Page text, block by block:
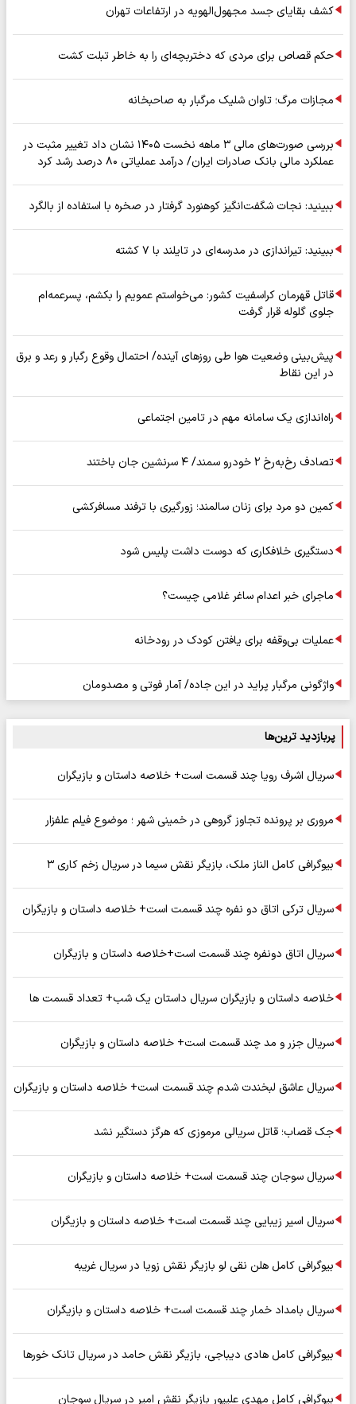
کشف بقایای جسد مجهول‌الهویه در ارتفاعات تهران
حکم قصاص برای مردی که دختربچه‌ای را به خاطر تبلت کشت
مجازات مرگ؛ تاوان شلیک مرگبار به صاحبخانه
بررسی صورت‌های مالی ۳ ماهه نخست ۱۴۰۵ نشان داد تغییر مثبت در
عملکرد مالی بانک صادرات ایران/ درآمد عملیاتی ۸۰ درصد رشد کرد
ببینید: نجات شگفت‌انگیز کوهنورد گرفتار در صخره با استفاده از بالگرد
ببینید: تیراندازی در مدرسه‌ای در تایلند با ۷ کشته
قاتل قهرمان کراسفیت کشور: می‌خواستم عمویم را بکشم، پسرعمه‌ام
جلوی گلوله قرار گرفت
پیش‌بینی وضعیت هوا طی روزهای آینده/ احتمال وقوع رگبار و رعد و برق
در این نقاط
راه‌اندازی یک سامانه مهم در تامین اجتماعی
تصادف رخ‌به‌رخ ۲ خودرو سمند/ ۴ سرنشین جان باختند
کمین دو مرد برای زنان سالمند؛ زورگیری با ترفند مسافرکشی
دستگیری خلافکاری که دوست داشت پلیس شود
ماجرای خبر اعدام ساغر غلامی چیست؟
عملیات بی‌وقفه برای یافتن کودک در رودخانه
واژگونی مرگبار پراید در این جاده/ آمار فوتی و مصدومان
پربازدید ترین‌ها
سریال اشرف رویا چند قسمت است+ خلاصه داستان و بازیگران
مروری بر پرونده تجاوز گروهی در خمینی شهر ؛ موضوع فیلم علفزار
بیوگرافی کامل الناز ملک، بازیگر نقش سیما در سریال زخم کاری ۳
سریال ترکی اتاق دو نفره چند قسمت است+ خلاصه داستان و بازیگران
سریال اتاق دونفره چند قسمت است+خلاصه داستان و بازیگران
خلاصه داستان و بازیگران سریال داستان یک شب+ تعداد قسمت ها
سریال جزر و مد چند قسمت است+ خلاصه داستان و بازیگران
سریال عاشق لبخندت شدم چند قسمت است+ خلاصه داستان و بازیگران
جک قصاب؛ قاتل سریالی مرموزی که هرگز دستگیر نشد
سریال سوجان چند قسمت است+ خلاصه داستان و بازیگران
سریال اسیر زیبایی چند قسمت است+ خلاصه داستان و بازیگران
بیوگرافی کامل هلن نقی لو بازیگر نقش زویا در سریال غریبه
سریال بامداد خمار چند قسمت است+ خلاصه داستان و بازیگران
بیوگرافی کامل هادی دیباجی، بازیگر نقش حامد در سریال تانک خورها
بیوگرافی کامل مهدی علیپور بازیگر نقش امیر در سریال سوجان